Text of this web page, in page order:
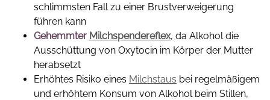
schlimmsten Fall zu einer Brustverweigerung
führen kann
Gehemmter Milchspendereflex, da Alkohol die
Ausschüttung von Oxytocin im Körper der Mutter
herabsetzt
Erhöhtes Risiko eines Milchstaus bei regelmäßigem
und erhöhtem Konsum von Alkohol beim Stillen,